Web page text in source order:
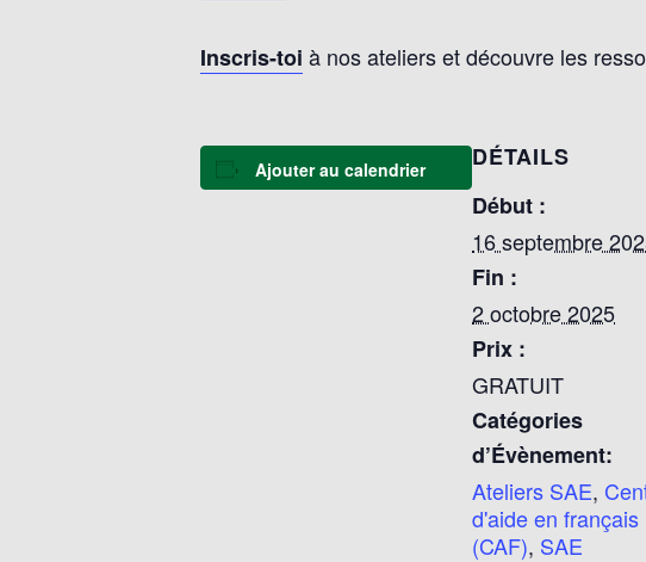
Inscris-toi à nos ateliers et découvre les
Ajouter au calendrier
DÉTAILS
Début :
16 septembre
Fin :
2 octobre 2025
Prix :
GRATUIT
Catégories
d’Évènement:
Ateliers SAE,
d'aide en français
(CAF), SAE